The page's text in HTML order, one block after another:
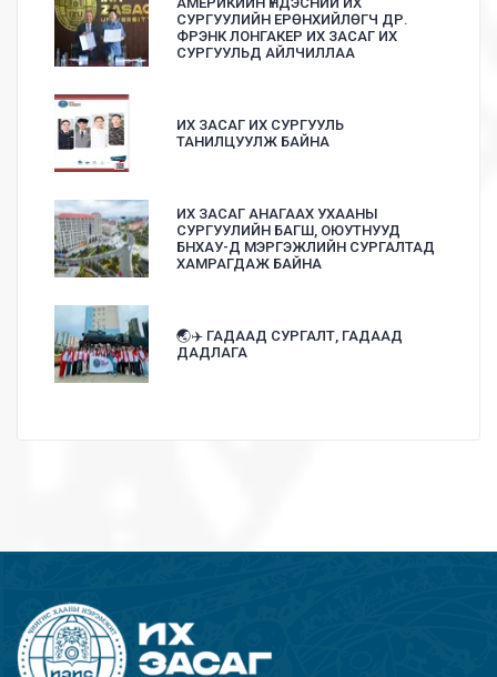
СУРГУУЛИЙН ЕРӨНХИЙЛӨГЧ ДР.
ФРЭНК ЛОНГАКЕР ИХ ЗАСАГ ИХ
СУРГУУЛЬД АЙЛЧИЛЛАА
ИХ ЗАСАГ ИХ СУРГУУЛЬ
ТАНИЛЦУУЛЖ БАЙНА
ИХ ЗАСАГ АНАГААХ УХААНЫ
СУРГУУЛИЙН БАГШ, ОЮУТНУУД
БНХАУ-Д МЭРГЭЖЛИЙН СУРГАЛТАД
ХАМРАГДАЖ БАЙНА
🌏✈️ ГАДААД СУРГАЛТ, ГАДААД
ДАДЛАГА